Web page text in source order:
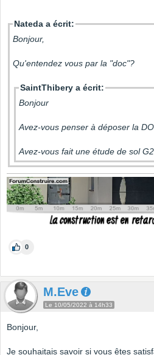
Nateda a écrit:
Bonjour,
Qu'entendez vous par la "doc"?
SaintThibery a écrit:
Bonjour
Avez-vous penser à déposer la
Avez-vous fait une étude de sol
0
M.Eve
Le 10/05/2022 à 14h33
Bonjour,
Je souhaitais savoir si vous êtes